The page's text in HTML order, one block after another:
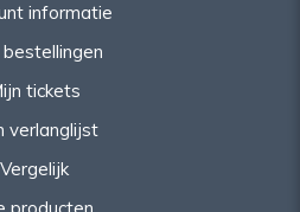
informatie
bestellingen
tickets
verlanglijst
Vergelijk